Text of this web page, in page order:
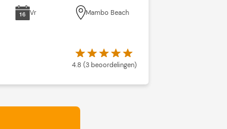
Vr Mambo Beach
4.8 (3 beoordelingen)